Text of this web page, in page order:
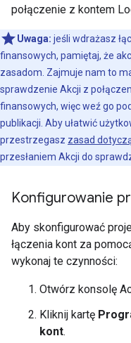
połączenie z kontem
Uwaga: jeśli wdrażasz
finansowych, pamiętaj, że
zasadom. Zajmuje nam to
sprawdzenie Akcji z
finansowych, więc weź go
publikacji. Aby ułatwić
przestrzegasz zasad
przesłaniem Akcji do
Konfigurowanie
Aby skonfigurować
łączenia kont za
wykonaj te czynności:
Otwórz konsolę
Kliknij kartę
kont.